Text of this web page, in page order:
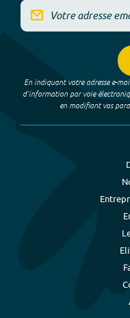
En indiquant votre adresse e-
d’information par voie
en modifiant vos